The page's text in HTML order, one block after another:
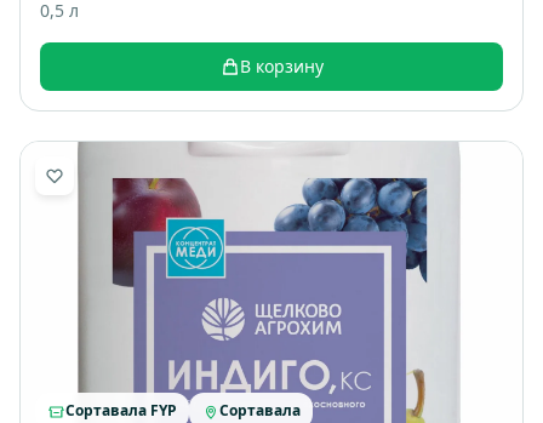
0,5 л
В корзину
Сортавала FYP Сортавала